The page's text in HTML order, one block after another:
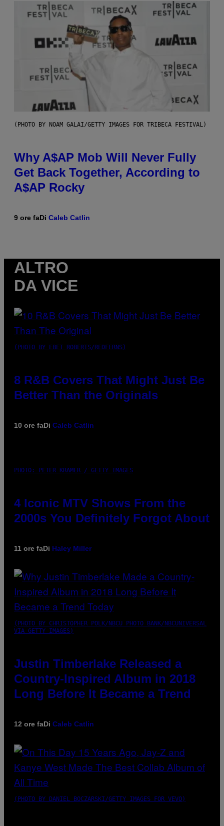
(PHOTO BY NOAM GALAI/GETTY IMAGES FOR TRIBECA FESTIVAL)
Why A$AP Mob Will Never Fully
Get Back Together, According to
A$AP Rocky
9 ore faDi Caleb Catlin
ALTRO
DA VICE
(PHOTO BY EBET ROBERTS/REDFERNS)
8 R&B Covers That Might Just Be
Better Than the Originals
10 ore faDi Caleb Catlin
PHOTO: PETER KRAMER / GETTY IMAGES
4 Iconic MTV Shows From the
2000s You Definitely Forgot About
11 ore faDi Haley Miller
(PHOTO BY CHRISTOPHER POLK/NBCU PHOTO BANK/NBCUNIVERSAL
VIA GETTY IMAGES)
Justin Timberlake Released a
Country-Inspired Album in 2018
Long Before It Became a Trend
12 ore faDi Caleb Catlin
(PHOTO BY DANIEL BOCZARSKI/GETTY IMAGES FOR VEVO)